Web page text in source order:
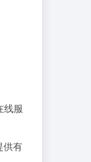
线服
供有